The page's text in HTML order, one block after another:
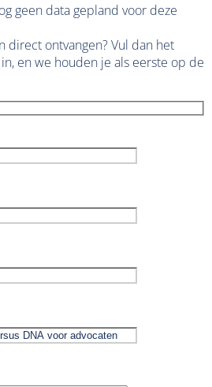
geen data gepland voor deze
direct ontvangen? Vul dan het
en we houden je als eerste op de